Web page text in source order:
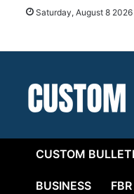
Saturday, August 8 2026
CUSTOM
BUSINESS